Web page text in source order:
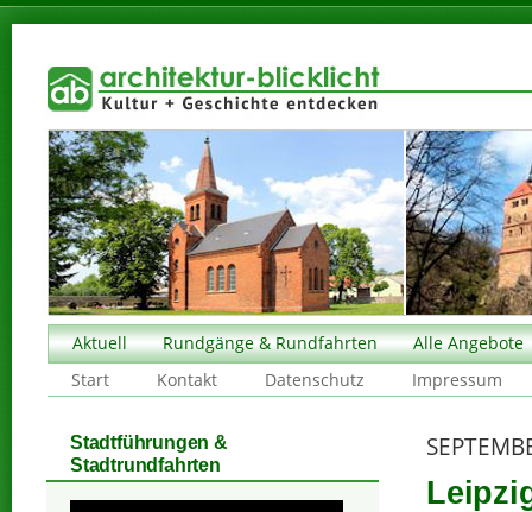
Aktuell Rundgänge & Rundfahrten
Alle Angebote
Start
Kontakt Datenschutz Impressum
Stadtführungen &
Stadtrundfahrten